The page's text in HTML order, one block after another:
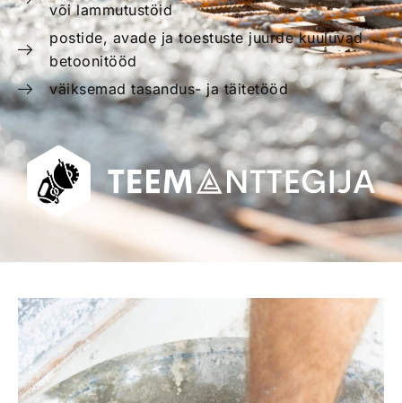
või lammutustöid
postide, avade ja toestuste juurde kuuluvad
betoonitööd
väiksemad tasandus- ja täitetööd